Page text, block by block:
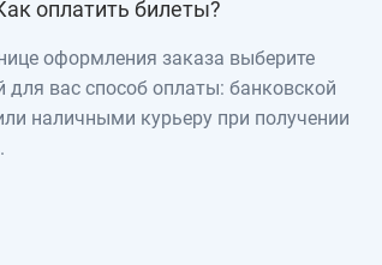
оплатить билеты?
оформления заказа выберите
для вас способ оплаты: банковской
наличными курьеру при получении